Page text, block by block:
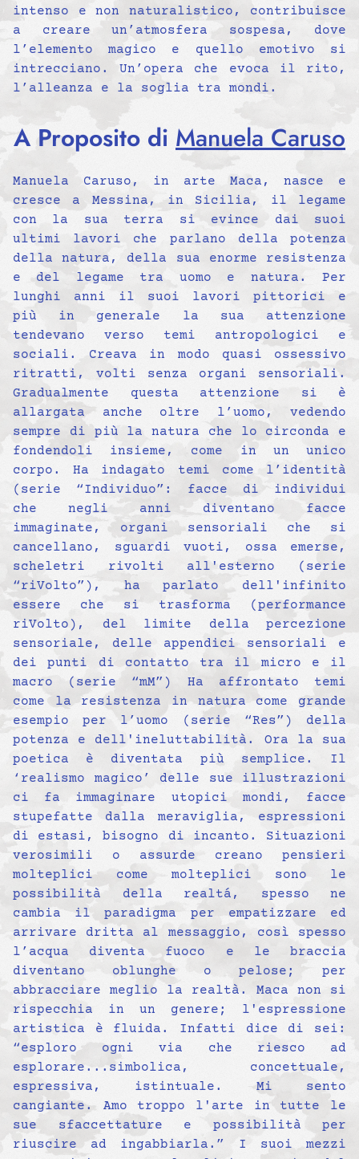
intenso e non naturalistico, contribuisce
a creare un’atmosfera sospesa, dove
l’elemento magico e quello emotivo si
intrecciano. Un’opera che evoca il rito,
l’alleanza e la soglia tra mondi.
A Proposito di Manuela Caruso
Manuela Caruso, in arte Maca, nasce e
cresce a Messina, in Sicilia, il legame
con la sua terra si evince dai suoi
ultimi lavori che parlano della potenza
della natura, della sua enorme resistenza
e del legame tra uomo e natura. Per
lunghi anni il suoi lavori pittorici e
più in generale la sua attenzione
tendevano verso temi antropologici e
sociali. Creava in modo quasi ossessivo
ritratti, volti senza organi sensoriali.
Gradualmente questa attenzione si è
allargata anche oltre l’uomo, vedendo
sempre di più la natura che lo circonda e
fondendoli insieme, come in un unico
corpo. Ha indagato temi come l’identità
(serie “Individuo”: facce di individui
che negli anni diventano facce
immaginate, organi sensoriali che si
cancellano, sguardi vuoti, ossa emerse,
scheletri rivolti all'esterno (serie
“riVolto”), ha parlato dell'infinito
essere che si trasforma (performance
riVolto), del limite della percezione
sensoriale, delle appendici sensoriali e
dei punti di contatto tra il micro e il
macro (serie “mM”) Ha affrontato temi
come la resistenza in natura come grande
esempio per l’uomo (serie “Res”) della
potenza e dell'ineluttabilità. Ora la sua
poetica è diventata più semplice. Il
‘realismo magico’ delle sue illustrazioni
ci fa immaginare utopici mondi, facce
stupefatte dalla meraviglia, espressioni
di estasi, bisogno di incanto. Situazioni
verosimili o assurde creano pensieri
molteplici come molteplici sono le
possibilità della realtá, spesso ne
cambia il paradigma per empatizzare ed
arrivare dritta al messaggio, così spesso
l’acqua diventa fuoco e le braccia
diventano oblunghe o pelose; per
abbracciare meglio la realtà. Maca non si
rispecchia in un genere; l'espressione
artistica è fluida. Infatti dice di sei:
“esploro ogni via che riesco ad
esplorare...simbolica, concettuale,
espressiva, istintuale. Mi sento
cangiante. Amo troppo l'arte in tutte le
sue sfaccettature e possibilità per
riuscire ad ingabbiarla.” I suoi mezzi